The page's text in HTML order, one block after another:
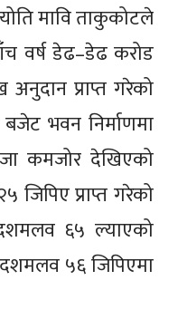
मावि ताकुकोटले
वर्ष डेढ–डेढ करोड
प्राप्त गरेको
भवन निर्माणमा
कमजोर देखिएको
प्राप्त गरेको
६५ ल्याएको
दशमलव ५६ जिपिएमा